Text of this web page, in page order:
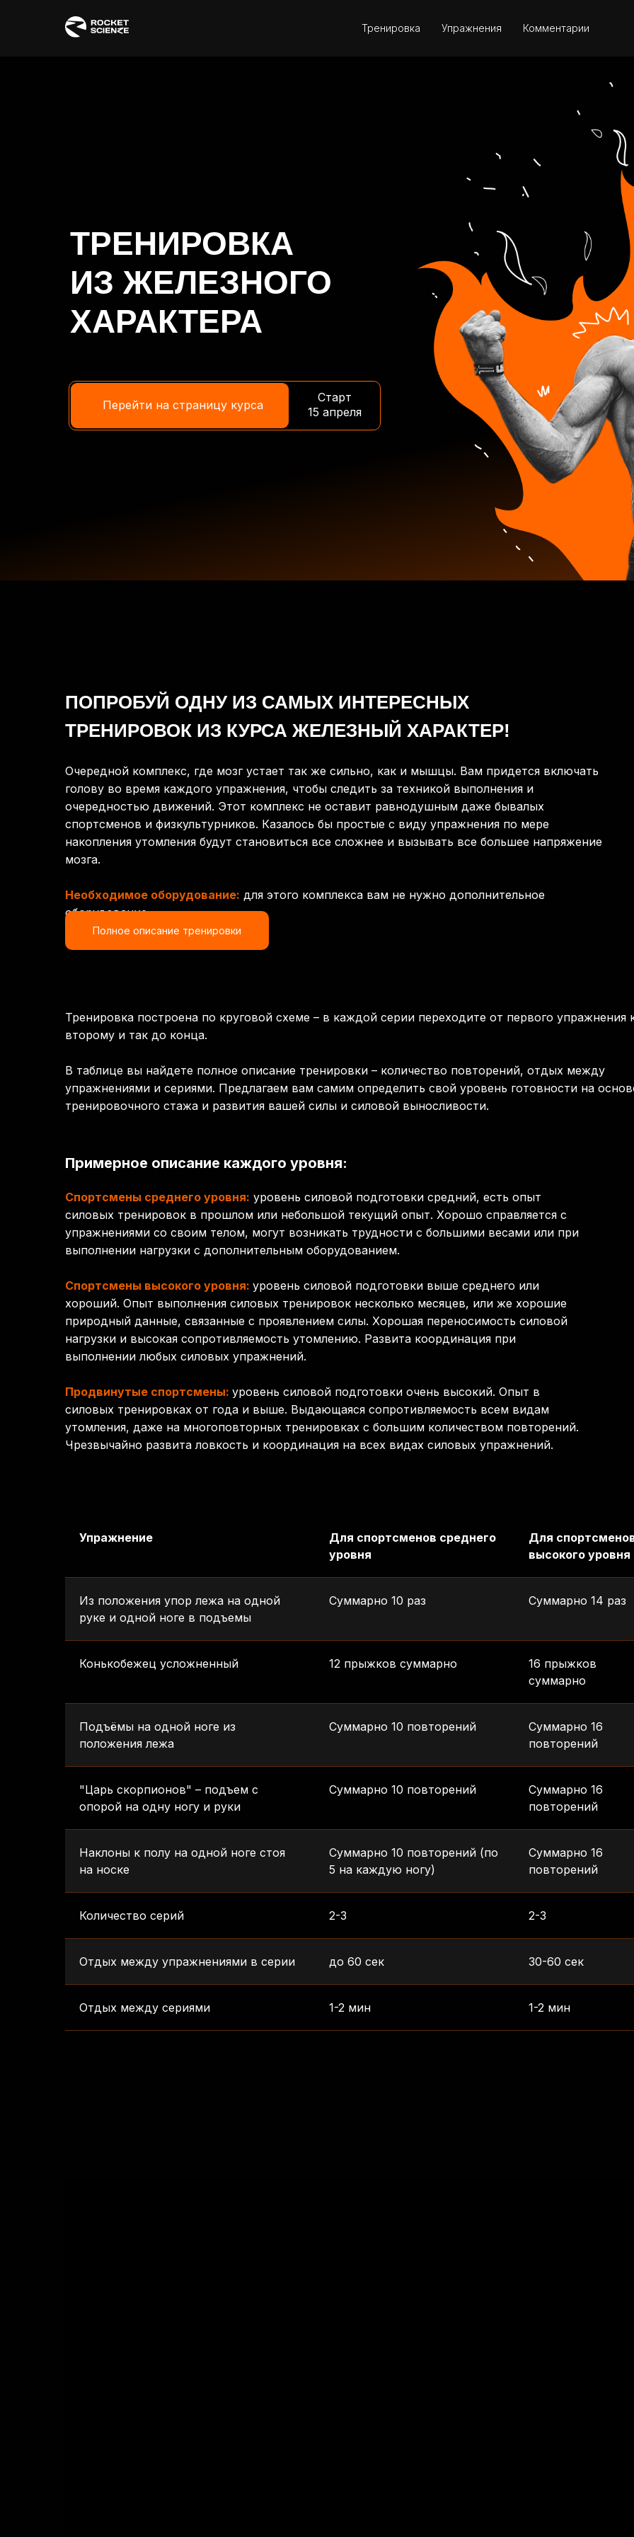
Тренировка Упражнения Комментарии
ТРЕНИРОВКА
ИЗ ЖЕЛЕЗНОГО
ХАРАКТЕРА
Старт
15 апреля
Перейти на страницу курса
ПОПРОБУЙ ОДНУ ИЗ САМЫХ ИНТЕРЕСНЫХ
ТРЕНИРОВОК ИЗ КУРСА ЖЕЛЕЗНЫЙ ХАРАКТЕР!
Очередной комплекс, где мозг устает так же сильно, как и мышцы. Вам придется включать
голову во время каждого упражнения, чтобы следить за техникой выполнения и
очередностью движений. Этот комплекс не оставит равнодушным даже бывалых
спортсменов и физкультурников. Казалось бы простые с виду упражнения по мере
накопления утомления будут становиться все сложнее и вызывать все большее напряжение
мозга.
Необходимое оборудование: для этого комплекса вам не нужно дополнительное
оборудование.
Полное описание тренировки
Тренировка построена по круговой схеме – в каждой серии переходите от первого упражнения
второму и так до конца.
В таблице вы найдете полное описание тренировки – количество повторений, отдых между
упражнениями и сериями. Предлагаем вам самим определить свой уровень готовности на
тренировочного стажа и развития вашей силы и силовой выносливости.
Спортсмены среднего уровня: уровень силовой подготовки средний, есть опыт
силовых тренировок в прошлом или небольшой текущий опыт. Хорошо справляется с
упражнениями со своим телом, могут возникать трудности с большими весами или при
выполнении нагрузки с дополнительным оборудованием.
Спортсмены высокого уровня: уровень силовой подготовки выше среднего или
хороший. Опыт выполнения силовых тренировок несколько месяцев, или же хорошие
природный данные, связанные с проявлением силы. Хорошая переносимость силовой
нагрузки и высокая сопротивляемость утомлению. Развита координация при
выполнении любых силовых упражнений.
Продвинутые спортсмены: уровень силовой подготовки очень высокий. Опыт в
силовых тренировках от года и выше. Выдающаяся сопротивляемость всем видам
утомления, даже на многоповторных тренировках с большим количеством повторений.
Чрезвычайно развита ловкость и координация на всех видах силовых упражнений.
Примерное описание каждого уровня:
Упражнение
Для спортсменов среднего
уровня
Для
высокого уровня
Из положения упор лежа на одной
руке и одной ноге в подъемы
Суммарно 10 раз Суммарно 14 раз
Конькобежец усложненный 12 прыжков суммарно
16 прыжков
суммарно
Подъёмы на одной ноге из
положения лежа
Суммарно 10 повторений
Суммарно 16
повторений
"Царь скорпионов" – подъем с
опорой на одну ногу и руки
Суммарно 10 повторений
Суммарно 16
повторений
Наклоны к полу на одной ноге стоя
на носке
Суммарно 10 повторений (по
5 на каждую ногу)
Суммарно 16
повторений
Количество серий 2-3 2-3
Отдых между упражнениями в серии до 60 сек 30-60 сек
Отдых между сериями 1-2 мин 1-2 мин